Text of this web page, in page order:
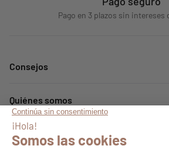
Pago en 3 plazos sin
Consejos
Quiénes somos
Servicios